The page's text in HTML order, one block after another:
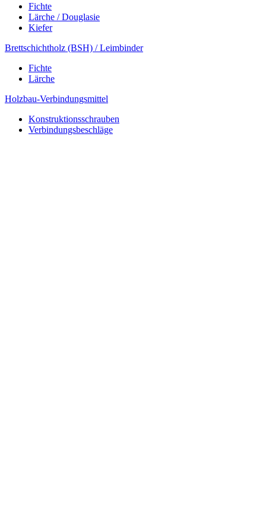
Fichte
Lärche / Douglasie
Kiefer
Brettschichtholz (BSH) / Leimbinder
Fichte
Lärche
Holzbau-Verbindungsmittel
Konstruktionsschrauben
Verbindungsbeschläge